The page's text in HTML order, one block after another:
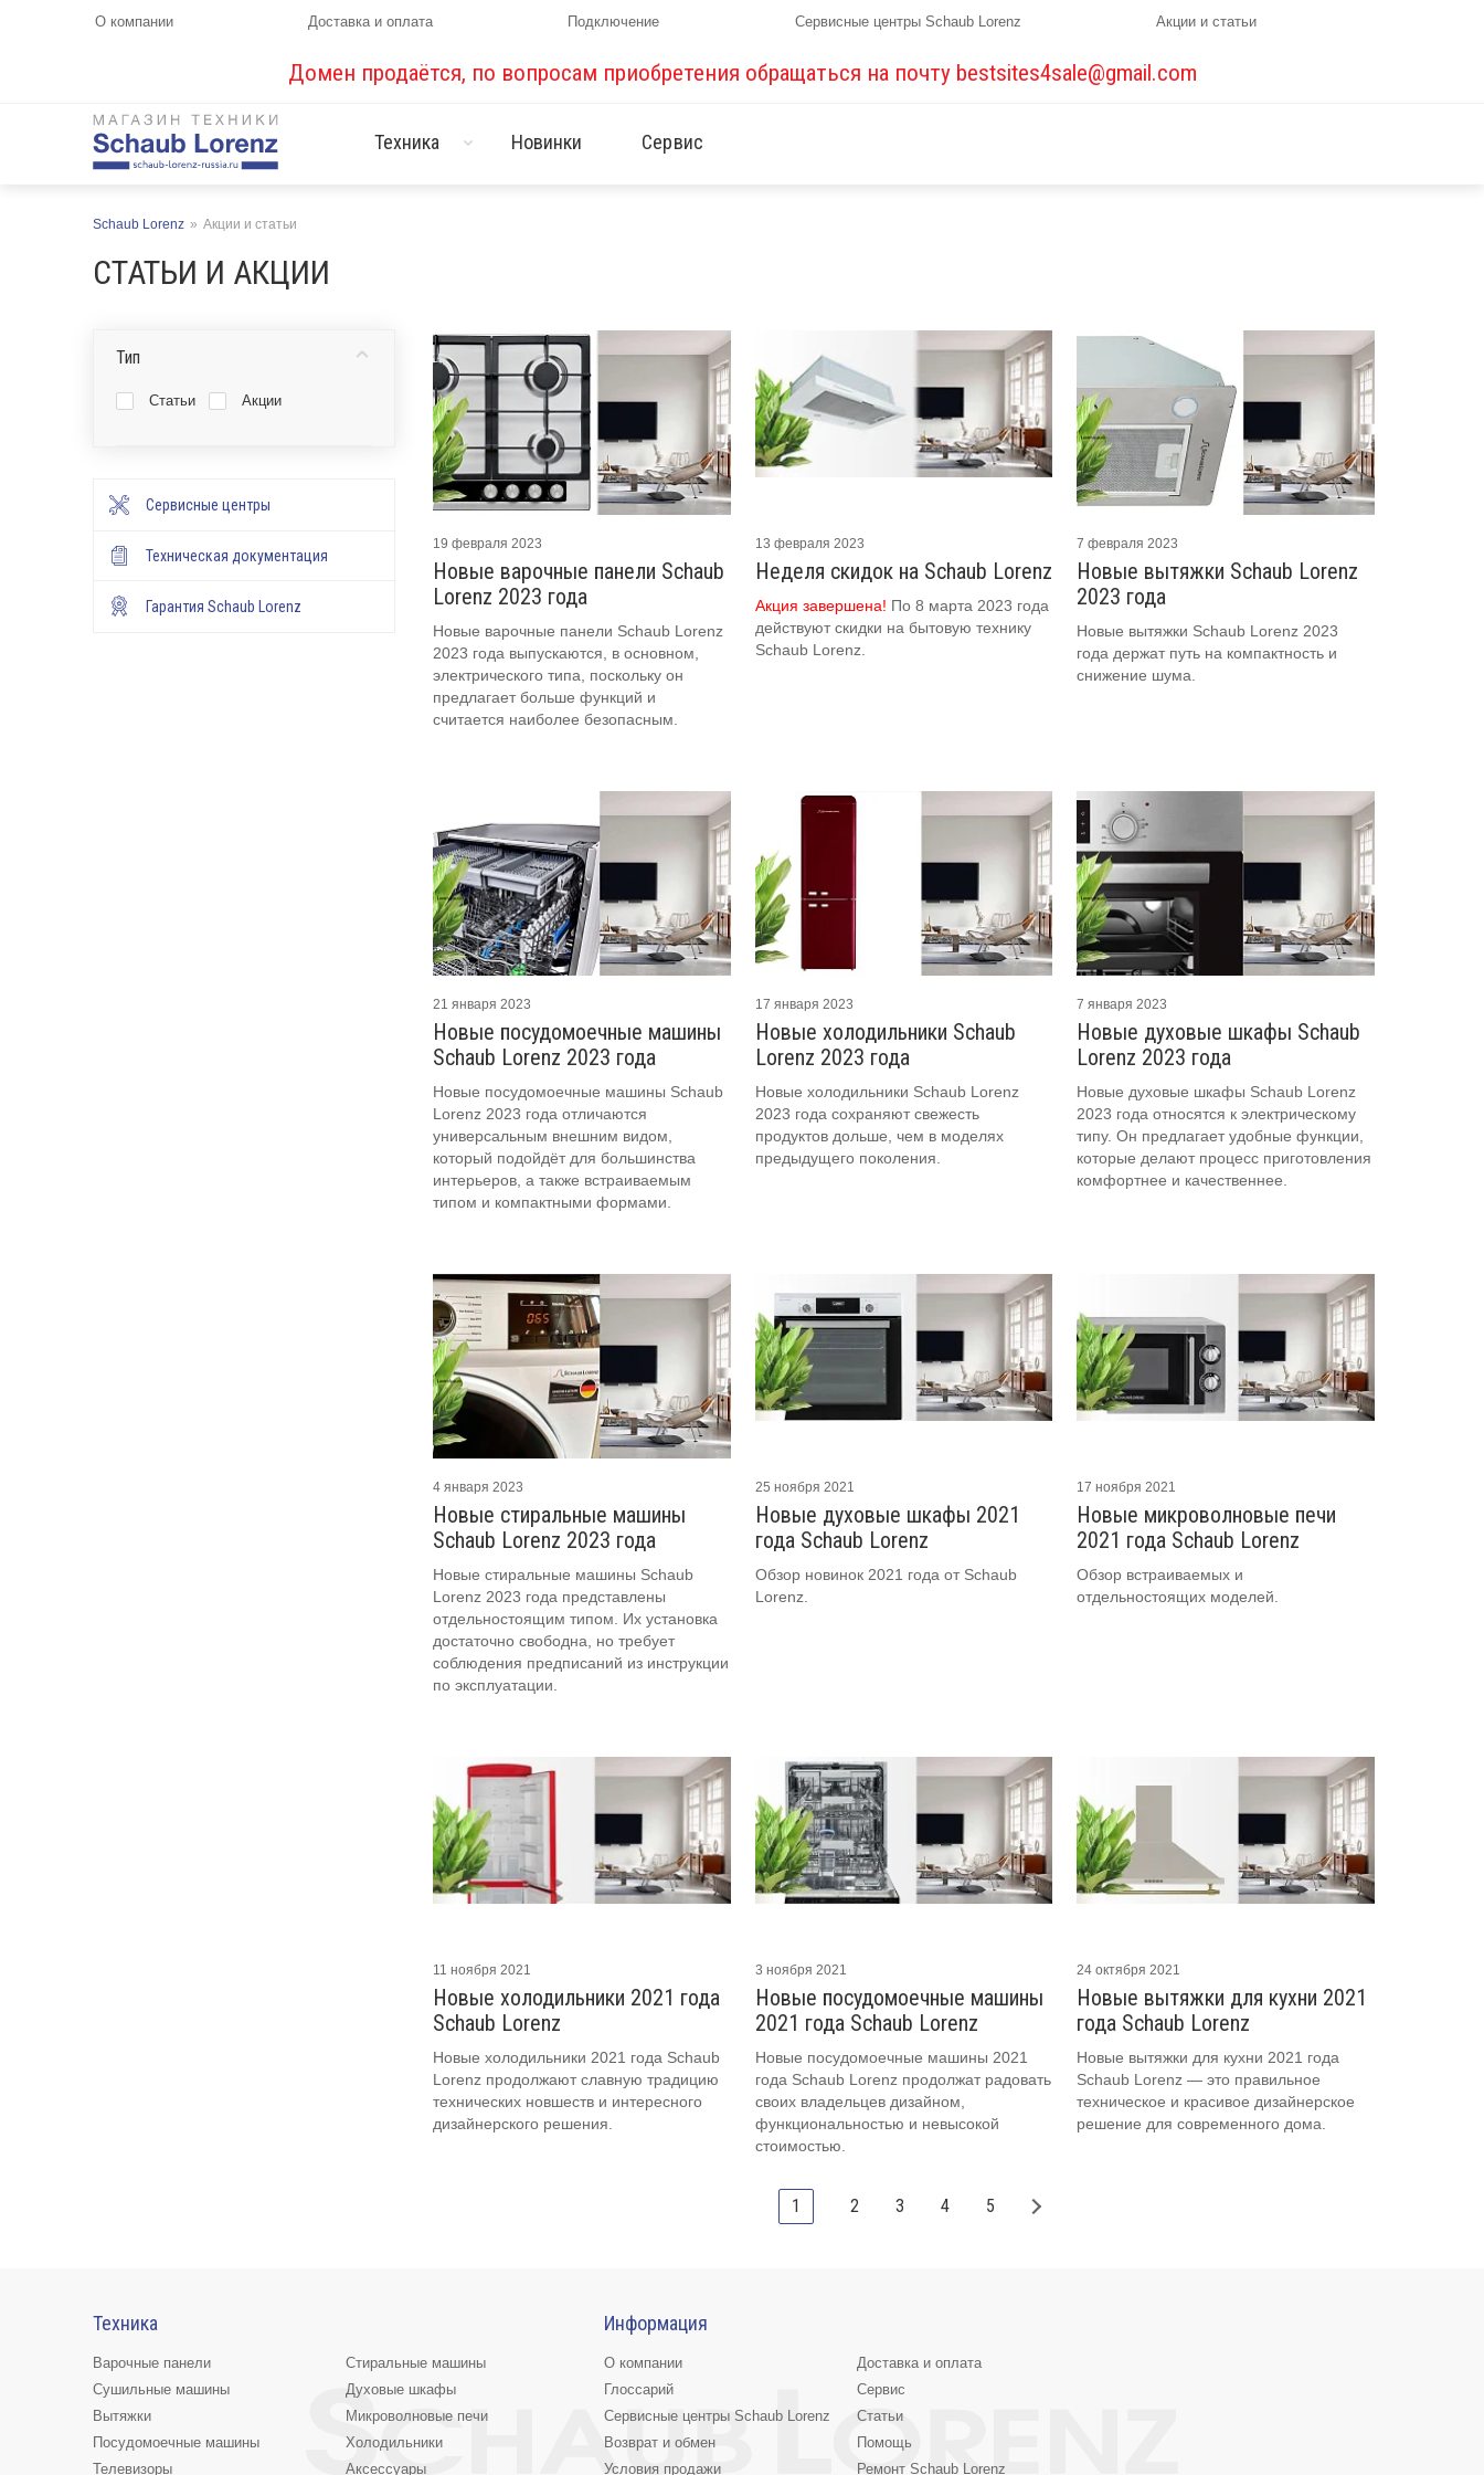
О компании Доставка и оплата Подключение Сервисные центры Schaub Lorenz Акции и статьи
Домен продаётся, по вопросам приобретения обращаться на почту bestsites4sale@gmail.com
Техника Новинки Сервис
Schaub Lorenz » Акции и статьи
СТАТЬИ И АКЦИИ
Тип
Статьи Акции
Сервисные центры
Техническая документация
Гарантия Schaub Lorenz
Новые варочные панели Schaub
Lorenz 2023 года
19 февраля 2023
Новые варочные панели Schaub Lorenz
2023 года выпускаются, в основном,
электрического типа, поскольку он
предлагает больше функций и
считается наиболее безопасным.
Неделя скидок на Schaub Lorenz
13 февраля 2023
Акция завершена! По 8 марта 2023 года
действуют скидки на бытовую технику
Schaub Lorenz.
Новые вытяжки Schaub Lorenz
2023 года
7 февраля 2023
Новые вытяжки Schaub Lorenz 2023
года держат путь на компактность и
снижение шума.
Новые посудомоечные машины
Schaub Lorenz 2023 года
21 января 2023
Новые посудомоечные машины Schaub
Lorenz 2023 года отличаются
универсальным внешним видом,
который подойдёт для большинства
интерьеров, а также встраиваемым
типом и компактными формами.
Новые холодильники Schaub
Lorenz 2023 года
17 января 2023
Новые холодильники Schaub Lorenz
2023 года сохраняют свежесть
продуктов дольше, чем в моделях
предыдущего поколения.
Новые духовые шкафы Schaub
Lorenz 2023 года
7 января 2023
Новые духовые шкафы Schaub Lorenz
2023 года относятся к электрическому
типу. Он предлагает удобные функции,
которые делают процесс приготовления
комфортнее и качественнее.
Новые стиральные машины
Schaub Lorenz 2023 года
4 января 2023
Новые стиральные машины Schaub
Lorenz 2023 года представлены
отдельностоящим типом. Их установка
достаточно свободна, но требует
соблюдения предписаний из инструкции
по эксплуатации.
Новые духовые шкафы 2021
года Schaub Lorenz
25 ноября 2021
Обзор новинок 2021 года от Schaub
Lorenz.
Новые микроволновые печи
2021 года Schaub Lorenz
17 ноября 2021
Обзор встраиваемых и
отдельностоящих моделей.
Новые холодильники 2021 года
Schaub Lorenz
11 ноября 2021
Новые холодильники 2021 года Schaub
Lorenz продолжают славную традицию
технических новшеств и интересного
дизайнерского решения.
Новые посудомоечные машины
2021 года Schaub Lorenz
3 ноября 2021
Новые посудомоечные машины 2021
года Schaub Lorenz продолжат радовать
своих владельцев дизайном,
функциональностью и невысокой
стоимостью.
Новые вытяжки для кухни 2021
года Schaub Lorenz
24 октября 2021
Новые вытяжки для кухни 2021 года
Schaub Lorenz — это правильное
техническое и красивое дизайнерское
решение для современного дома.
1 2 3 4 5
Техника
Варочные панели
Стиральные машины
Сушильные машины
Духовые шкафы
Вытяжки
Микроволновые печи
Посудомоечные машины
Холодильники
Телевизоры
Аксессуары
Информация
О компании
Доставка и оплата
Глоссарий
Сервис
Сервисные центры Schaub Lorenz
Статьи
Возврат и обмен
Помощь
Условия продажи
Ремонт Schaub Lorenz